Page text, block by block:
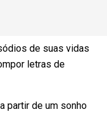
de suas vidas
letras de
partir de um sonho